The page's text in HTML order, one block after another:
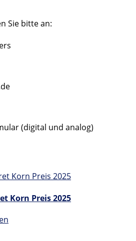
Sie bitte an:
(digital und analog)
Korn Preis 2025